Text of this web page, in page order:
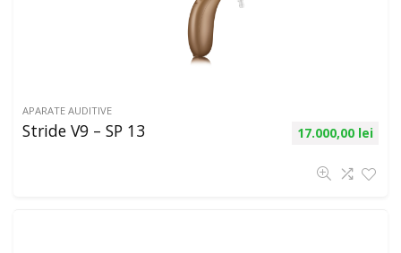
APARATE AUDITIVE
Stride V9 – SP 13 17.000,00 lei